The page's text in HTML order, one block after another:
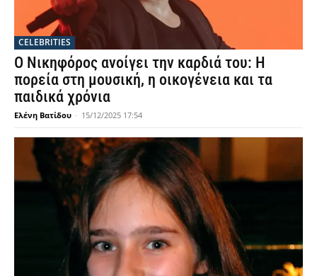
CELEBRITIES
Ο Νικηφόρος ανοίγει την καρδιά του: Η
πορεία στη μουσική, η οικογένεια και τα
παιδικά χρόνια
Ελένη Βατίδου - 15/12/2025 17:54